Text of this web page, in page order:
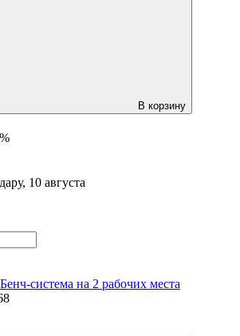
В корзину
10 августа
Бенч-система на 2 рабочих места